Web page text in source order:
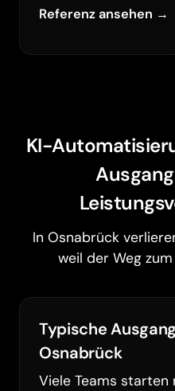
Referenz ansehen →
KI-
In Osnabrück
weil der Weg
Typische
Osnabrück
Viele Teams starten